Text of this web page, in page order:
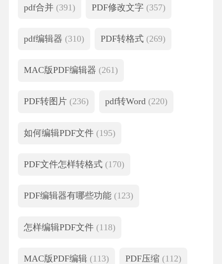
pdf合并 (391) PDF修改文字 (357)
pdf编辑器 (310) PDF转格式 (269)
MAC版PDF编辑器 (261)
PDF转图片 (236) pdf转Word (220)
如何编辑PDF文件 (195)
PDF文件怎样转格式 (170)
PDF编辑器有哪些功能 (123)
怎样编辑PDF文件 (118)
MAC版PDF编辑 (113) PDF压缩 (112)